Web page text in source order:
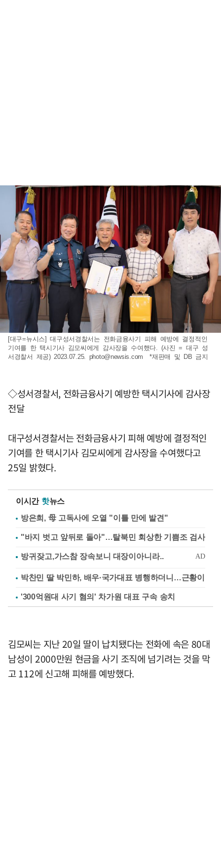
[대구=뉴시스] 대구성서경찰서는 전화금융사기 피해 예방에 결정적인
기여를 한 택시기사 김모씨에게 감사장을 수여했다. (사진 = 대구 성
서경찰서 제공) 2023.07.25. photo@newsis.com *재판매 및 DB 금지
◇성서경찰서, 전화금융사기 예방한 택시기사에 감사장
전달
대구성서경찰서는 전화금융사기 피해 예방에 결정적인
기여를 한 택시기사 김모씨에게 감사장을 수여했다고
25일 밝혔다.
이시간 핫뉴스
방은희, 母 고독사에 오열 "이틀 만에 발견"
"바지 벗고 앞뒤로 돌아"…탈북민 회상한 기쁨조 검사
박찬민 딸 박민하, 배우·국가대표 병행하더니…근황이
'300억원대 사기 혐의' 차가원 대표 구속 송치
김모씨는 지난 20일 딸이 납치됐다는 전화에 속은 80대
남성이 2000만원 현금을 사기 조직에 넘기려는 것을 막
고 112에 신고해 피해를 예방했다.